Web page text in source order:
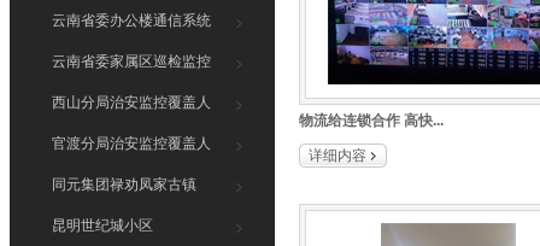
岗亭
隔离栏
防雷工程
昆明西山
车牌识别
昆磨高速
昆明长水
系统
云南省委办公楼通信系统
云南省委家属区巡检监控
系统
西山分局治安监控覆盖人
脸识别
官渡分局治安监控覆盖人
脸识别
同元集团禄劝凤家古镇
昆明世纪城小区
物流给连锁合作 高快...
详细内容